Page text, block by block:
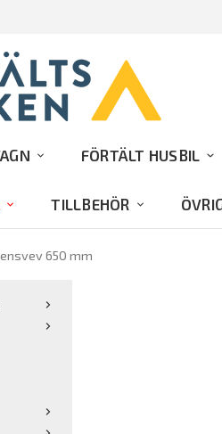
FÖRTÄLT HUSBIL
TILLBEHÖR
650 mm